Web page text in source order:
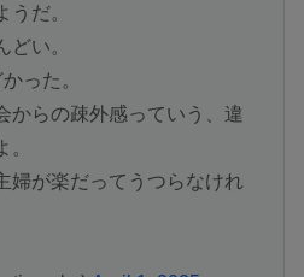
うだ。
どい。
った。
からの疎外感っていう、違
婦が楽だってうつらなけれ